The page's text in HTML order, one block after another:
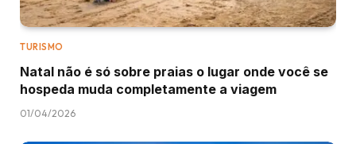
TURISMO
Natal não é só sobre praias o lugar onde você se
hospeda muda completamente a viagem
01/04/2026